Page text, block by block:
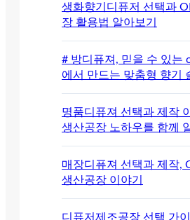
생화향기디퓨저 선택과
장 활용법 알아보기
# 방디퓨져, 믿을 수 있는
에서 만드는 맞춤형 향기
명품디퓨져 선택과 제작
생산공장 노하우를 함께
매장디퓨져 선택과 제작,
생산공장 이야기
디퓨저제조공장 선택 가